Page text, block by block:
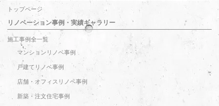
トップページ
リノベーション事例・実績ギャラリー
施工事例全一覧
マンションリノベ事例
戸建てリノベ事例
店舗・オフィスリノベ事例
新築・注文住宅事例